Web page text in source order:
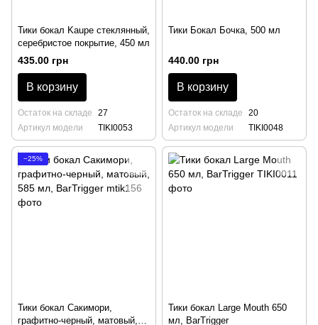
Тики бокал Kaupe стеклянный,
серебристое покрытие, 450 мл
435.00 грн
В корзину
Остаток на складе
27
Артикул модели
TIKI0053
Тики Бокал Бочка, 500 мл
440.00 грн
В корзину
Остаток на складе
20
Артикул модели
TIKI0048
−25%
Тики бокал Сакимори,
графитно-черный, матовый,
Тики бокал Large Mouth 650
мл, BarTrigger